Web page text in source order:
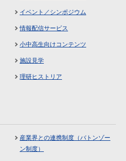
イベント／シンポジウム
情報配信サービス
小中高生向けコンテンツ
施設見学
理研ヒストリア
産業界との連携制度（バトンゾー
ン制度）